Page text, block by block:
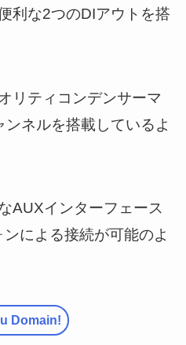
利な2つのDIアウトを搭
リティコンデンサーマ
ネルを搭載しているよ
AUXインターフェース
による接続が可能のよ
Domain!